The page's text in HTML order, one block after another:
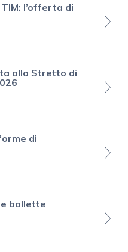
l’offerta di
allo Stretto di
di
bollette